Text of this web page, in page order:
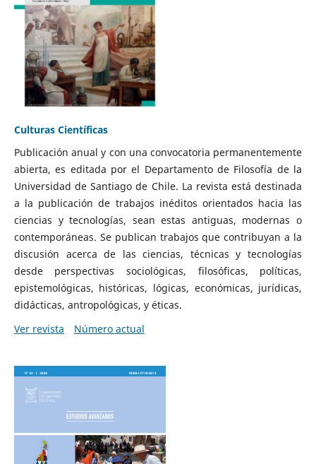
Culturas Científicas
Publicación anual y con una convocatoria permanentemente
abierta, es editada por el Departamento de Filosofía de la
Universidad de Santiago de Chile. La revista está destinada
a la publicación de trabajos inéditos orientados hacia las
ciencias y tecnologías, sean estas antiguas, modernas o
contemporáneas. Se publican trabajos que contribuyan a la
discusión acerca de las ciencias, técnicas y tecnologías
desde perspectivas sociológicas, filosóficas, políticas,
epistemológicas, históricas, lógicas, económicas, jurídicas,
didácticas, antropológicas, y éticas.
Ver revista
Número actual